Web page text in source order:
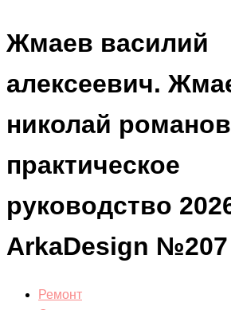
Жмаев василий
алексеевич.
николай
практическое
руководство
ArkaDesign №207
Ремонт